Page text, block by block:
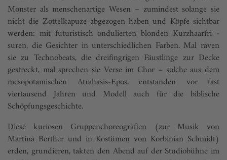
Monster als menschenartige Wesen – zumindest solange sie
nicht die Zottelkapuze abgezogen haben und Köpfe sichtbar
werden: mit futuristisch ondulierten blonden Kurzhaarfri -
suren, die Gesichter in unterschiedlichen Farben. Mal raven
sie zu Technobeats, die dreifingrigen Fäustlinge zur Decke
gestreckt, mal sprechen sie Verse im Chor – solche aus dem
mesopotamischen Atrahasis-Epos, entstanden vor fast
viertausend Jahren und Modell auch für die biblische
Schöpfungsgeschichte.
Diese kuriosen Gruppenchoreografien (zur Musik von
Martina Berther und in Kostümen von Korbinian Schmidt)
erden, grundieren, takten den Abend auf der Studiobühne im